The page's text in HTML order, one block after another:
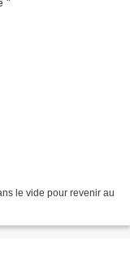
le vide pour revenir au